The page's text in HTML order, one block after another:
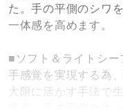
た。手の平側のシワ
一体感を高めます。
■ソフト＆ライトシ
手感覚を実現する為
大限に活かす手法で